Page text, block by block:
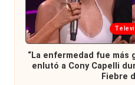
Publicada
en
“La enfermedad fue más
enlutó a Cony Capelli
Fiebre